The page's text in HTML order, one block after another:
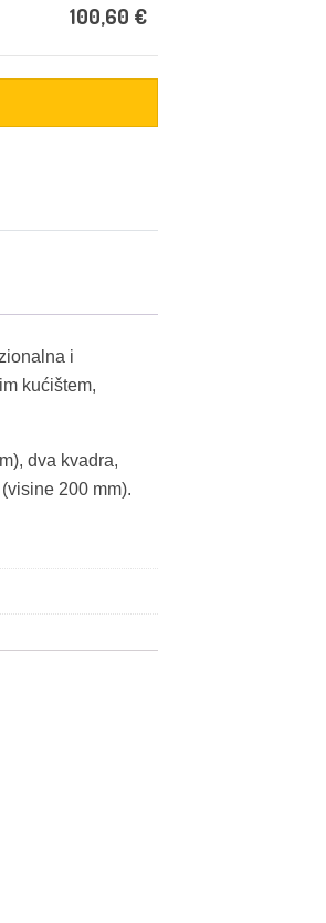
100,60 €
i
kućištem,
dva kvadra,
200 mm).